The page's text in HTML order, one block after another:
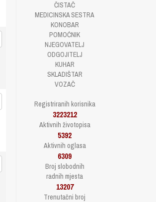
ČISTAČ
MEDICINSKA SESTRA
KONOBAR
POMOĆNIK
NJEGOVATELJ
ODGOJITELJ
KUHAR
SKLADIŠTAR
VOZAČ
Registriranih korisnika
3223212
Aktivnih životopisa
5392
Aktivnih oglasa
6309
Broj slobodnih
radnih mjesta
13207
Trenutačni broj